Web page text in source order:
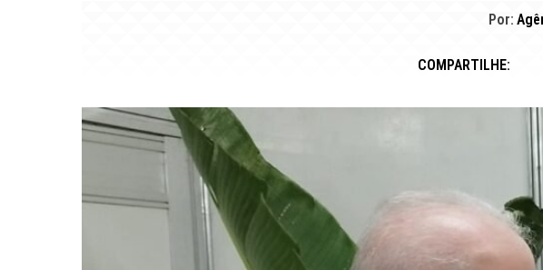
Por:
COMPARTILHE: